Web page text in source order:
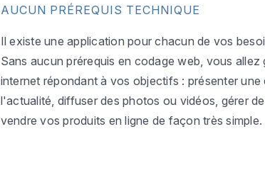
AUCUN PRÉREQUIS TECHNIQUE
Il existe une application pour chacun de vos
Sans aucun prérequis en codage web, vous
internet répondant à vos objectifs : présenter une
l'actualité, diffuser des photos ou vidéos, gérer
vendre vos produits en ligne de façon très simple.